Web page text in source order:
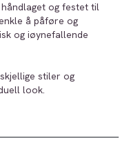
og festet til
å påføre og
og iøynefallende
stiler og
look.